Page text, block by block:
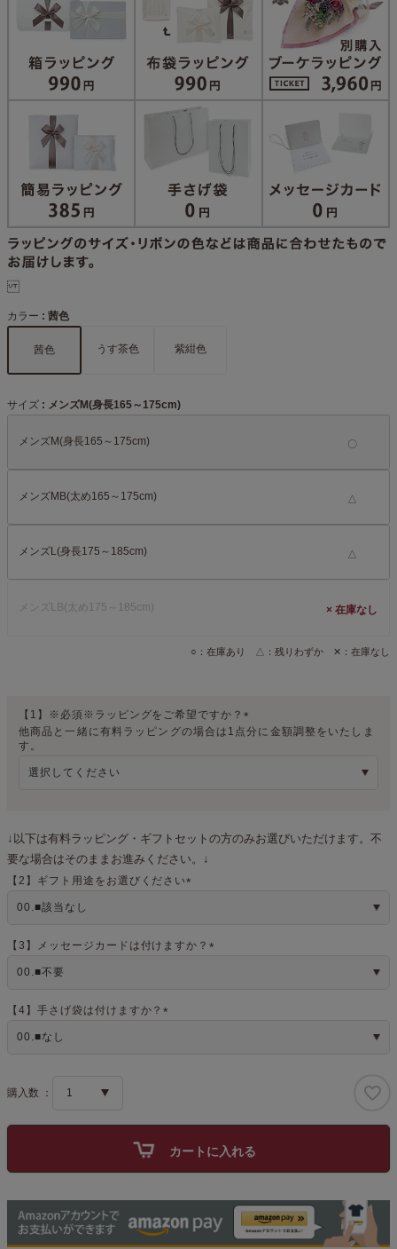
【1】※必須※ラッピングをご希望ですか？
(
他商品と一緒に有料ラッピングの場合は1点分に金額調整をいたしま
す。
↓以下は有料ラッピング・ギフトセットの方のみお選びいただけます。不
要な場合はそのままお進みください。↓
【2】ギフト用途をお選びください
)
【3】メッセージカードは付けますか？
【4】手さげ袋は付けますか？
サイズ メンズM(身長165～175cm)
メンズM(身長165～175cm)
メンズMB(太め165～175cm) △
メンズL(身長175～185cm) △
メンズLB(太め175～185cm) ×
○：在庫あり △：残りわずか ✕：在庫なし
カラー 茜色
茜色 うす茶色 紫紺色
カートに入れる